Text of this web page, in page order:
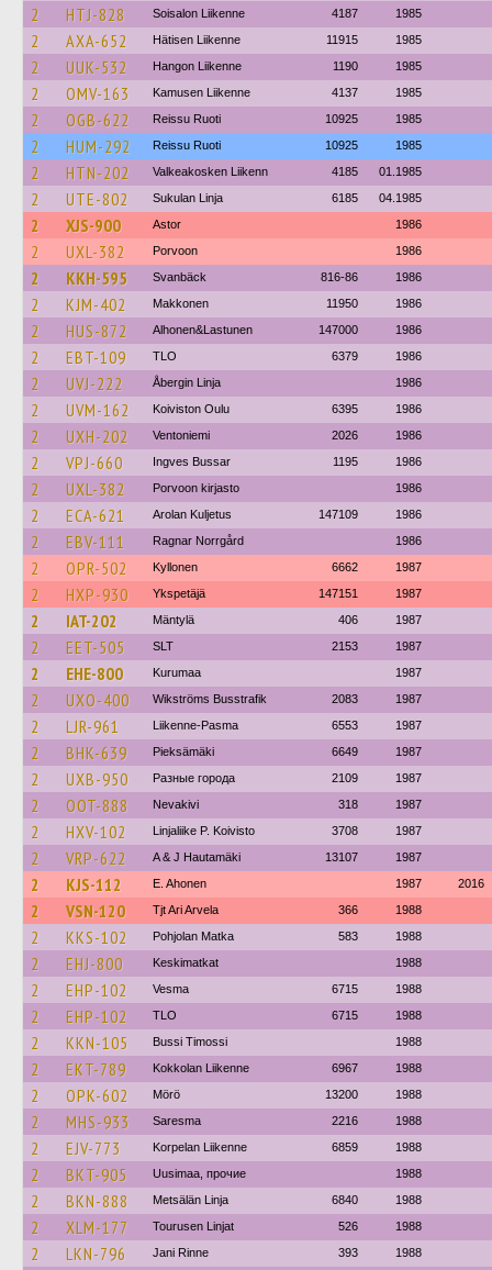
2 HTJ-828 Soisalon Liikenne 4187 1985
2 AXA-652 Hätisen Liikenne 11915 1985
2 UUK-532 Hangon Liikenne 1190 1985
2 OMV-163 Kamusen Liikenne 4137 1985
2 OGB-622 Reissu Ruoti 10925 1985
2 HUM-292 Reissu Ruoti 10925 1985
2 HTN-202 Valkeakosken Liikenn 4185 01.1985
2 UTE-802 Sukulan Linja 6185 04.1985
2 XJS-900 Astor 1986
2 UXL-382 Porvoon 1986
2 KKH-595 Svanbäck 816-86 1986
2 KJM-402 Makkonen 11950 1986
2 HUS-872 Alhonen&Lastunen 147000 1986
2 EBT-109 TLO 6379 1986
2 UVJ-222 Åbergin Linja 1986
2 UVM-162 Koiviston Oulu 6395 1986
2 UXH-202 Ventoniemi 2026 1986
2 VPJ-660 Ingves Bussar 1195 1986
2 UXL-382 Porvoon kirjasto 1986
2 ECA-621 Arolan Kuljetus 147109 1986
2 EBV-111 Ragnar Norrgård 1986
2 OPR-502 Kyllonen 6662 1987
2 HXP-930 Ykspetäjä 147151 1987
2 IAT-202 Mäntylä 406 1987
2 EET-505 SLT 2153 1987
2 EHE-800 Kurumaa 1987
2 UXO-400 Wikströms Busstrafik 2083 1987
2 LJR-961 Liikenne-Pasma 6553 1987
2 BHK-639 Pieksämäki 6649 1987
2 UXB-950 Разные города 2109 1987
2 OOT-888 Nevakivi 318 1987
2 HXV-102 Linjaliike P. Koivisto 3708 1987
2 VRP-622 A & J Hautamäki 13107 1987
2 KJS-112 E. Ahonen 1987 2016
2 VSN-120 Tjt Ari Arvela 366 1988
2 KKS-102 Pohjolan Matka 583 1988
2 EHJ-800 Keskimatkat 1988
2 EHP-102 Vesma 6715 1988
2 EHP-102 TLO 6715 1988
2 KKN-105 Bussi Timossi 1988
2 EKT-789 Kokkolan Liikenne 6967 1988
2 OPK-602 Mörö 13200 1988
2 MHS-933 Saresma 2216 1988
2 EJV-773 Korpelan Liikenne 6859 1988
2 BKT-905 Uusimaa, прочие 1988
2 BKN-888 Metsälän Linja 6840 1988
2 XLM-177 Tourusen Linjat 526 1988
2 LKN-796 Jani Rinne 393 1988